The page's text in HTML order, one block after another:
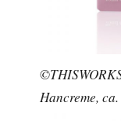
Hancreme,